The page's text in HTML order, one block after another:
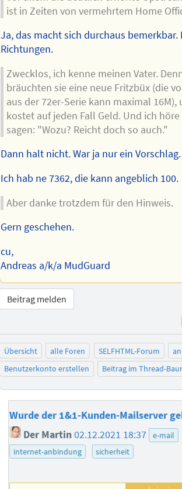
ist in Zeiten von vermehrtem Home
Ja, das macht sich durchaus bemerkbar.
Richtungen.
Zwecklos, ich kenne meinen Vater.
bräuchten sie eine neue Fritzbüx (die
aus der 72er-Serie kann maximal 16M),
kostet auf jeden Fall Geld. Und ich
sagen: "Wozu? Reicht doch so auch."
Dann halt nicht. War ja nur ein Vorschlag.
Ich hab ne 7362, die kann angeblich 100.
Aber danke trotzdem für den Hinweis.
Gern geschehen.
cu,
Andreas a/k/a MudGuard
Beitrag melden
Übersicht alle Foren SELFHTML-Forum
Benutzerkonto erstellen
Beitrag im Thread-
Wurde der 1&1-Kunden-Mailserver
Der Martin02.12.2021 18:37
e-mail
internet-anbindung
sicherheit